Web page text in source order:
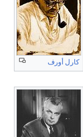
كارل أورف